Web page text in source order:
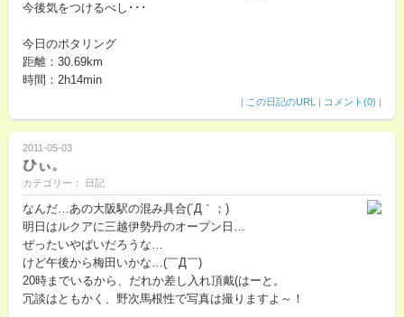
今後気をつけるべし･･･
今日のポタリング
距離：30.69km
時間：2h14min
| この日記のURL | コメント(0) |
2011-05-03
ひぃ。
カテゴリー： 日記
なんだ…あの大阪駅の混み具合(´Д｀；)
明日はルクアに三越伊勢丹のオープン日…
ぜったいやばいだろうな…
けど午後から梅田いかな…(￣Д￣)
20時までいるから、だれか差し入れ頂戴(はーと。
冗談はともかく、野次馬根性で写真は撮りますよ～！